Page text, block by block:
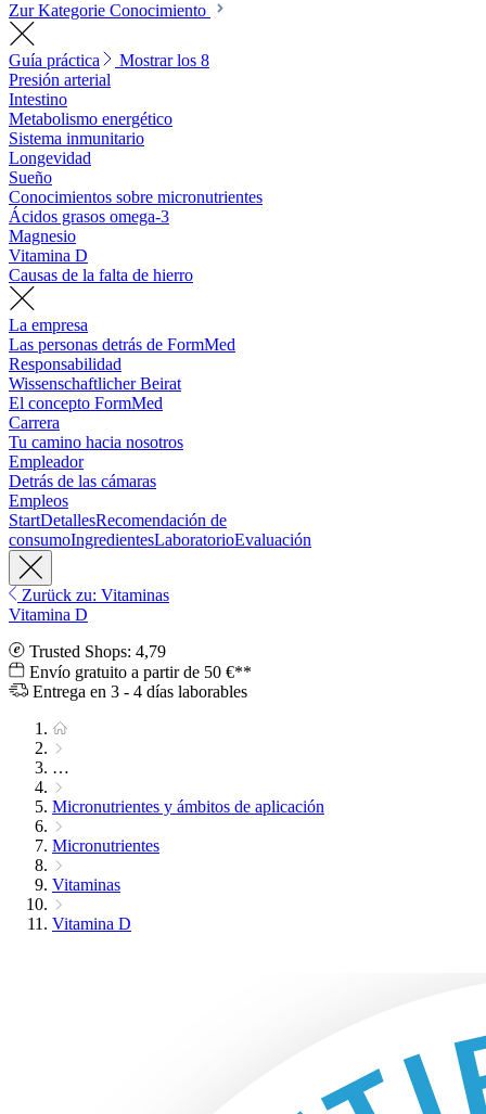
Zur Kategorie Conocimiento
Guía práctica
Mostrar los 8
Presión arterial
Intestino
Metabolismo energético
Sistema inmunitario
Longevidad
Sueño
Conocimientos sobre micronutrientes
Ácidos grasos omega-3
Magnesio
Vitamina D
Causas de la falta de hierro
La empresa
Las personas detrás de FormMed
Responsabilidad
Wissenschaftlicher Beirat
El concepto FormMed
Carrera
Tu camino hacia nosotros
Empleador
Detrás de las cámaras
Empleos
StartDetallesRecomendación de
consumoIngredientesLaboratorioEvaluación
Zurück zu: Vitaminas
Vitamina D
Trusted Shops: 4,79
Envío gratuito a partir de 50 €**
Entrega en 3 - 4 días laborables
…
Micronutrientes y ámbitos de aplicación
Micronutrientes
Vitaminas
Vitamina D